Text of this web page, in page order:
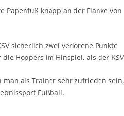
Papenfuß knapp an der Flanke von
sicherlich zwei verlorene Punkte
Hoppers im Hinspiel, als der KSV
man als Trainer sehr zufrieden sein,
Fußball.